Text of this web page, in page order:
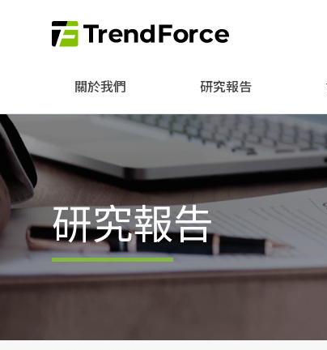
關於我們 研究報告
研究報告